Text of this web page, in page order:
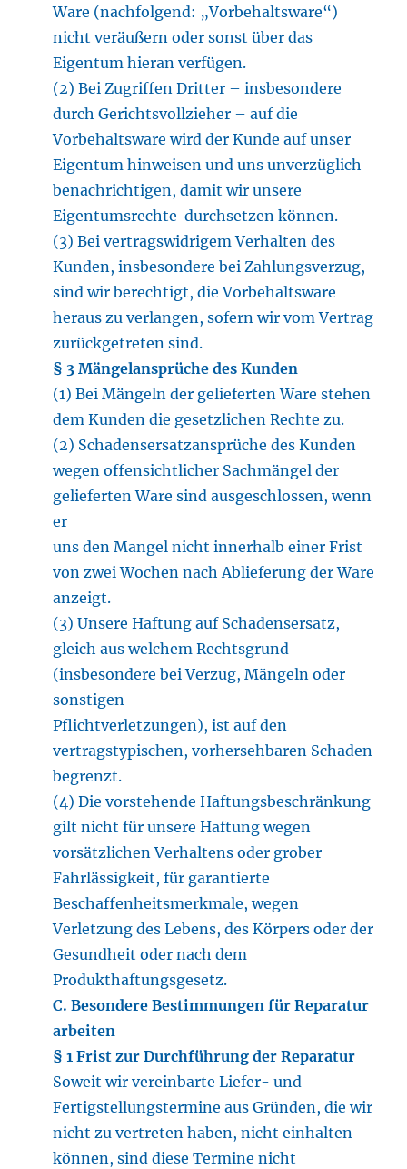
Ware (nachfolgend: „Vorbehaltsware“)
nicht veräußern oder sonst über das
Eigentum hieran verfügen.
(2) Bei Zugriffen Dritter – insbesondere
durch Gerichtsvollzieher – auf die
Vorbehaltsware wird der Kunde auf unser
Eigentum hinweisen und uns unverzüglich
benachrichtigen, damit wir unsere
Eigentumsrechte durchsetzen können.
(3) Bei vertragswidrigem Verhalten des
Kunden, insbesondere bei Zahlungsverzug,
sind wir berechtigt, die Vorbehaltsware
heraus zu verlangen, sofern wir vom Vertrag
zurückgetreten sind.
§ 3 Mängelansprüche des Kunden
(1) Bei Mängeln der gelieferten Ware stehen
dem Kunden die gesetzlichen Rechte zu.
(2) Schadensersatzansprüche des Kunden
wegen offensichtlicher Sachmängel der
gelieferten Ware sind ausgeschlossen, wenn
er
uns den Mangel nicht innerhalb einer Frist
von zwei Wochen nach Ablieferung der Ware
anzeigt.
(3) Unsere Haftung auf Schadensersatz,
gleich aus welchem Rechtsgrund
(insbesondere bei Verzug, Mängeln oder
sonstigen
Pflichtverletzungen), ist auf den
vertragstypischen, vorhersehbaren Schaden
begrenzt.
(4) Die vorstehende Haftungsbeschränkung
gilt nicht für unsere Haftung wegen
vorsätzlichen Verhaltens oder grober
Fahrlässigkeit, für garantierte
Beschaffenheitsmerkmale, wegen
Verletzung des Lebens, des Körpers oder der
Gesundheit oder nach dem
Produkthaftungsgesetz.
C. Besondere Bestimmungen für Reparatur
arbeiten
§ 1 Frist zur Durchführung der Reparatur
Soweit wir vereinbarte Liefer- und
Fertigstellungstermine aus Gründen, die wir
nicht zu vertreten haben, nicht einhalten
können, sind diese Termine nicht